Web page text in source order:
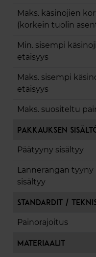
Maks. käsinojien
(korkein tuolin
Min. sisempi
etäisyys
Maks. sisempi
etäisyys
Maks. suositeltu
Pakkauksen
Päätyyny sisältyy
Lannerangan tyyny
sisältyy
Standardit /
Painorajoitus
Materiaalit